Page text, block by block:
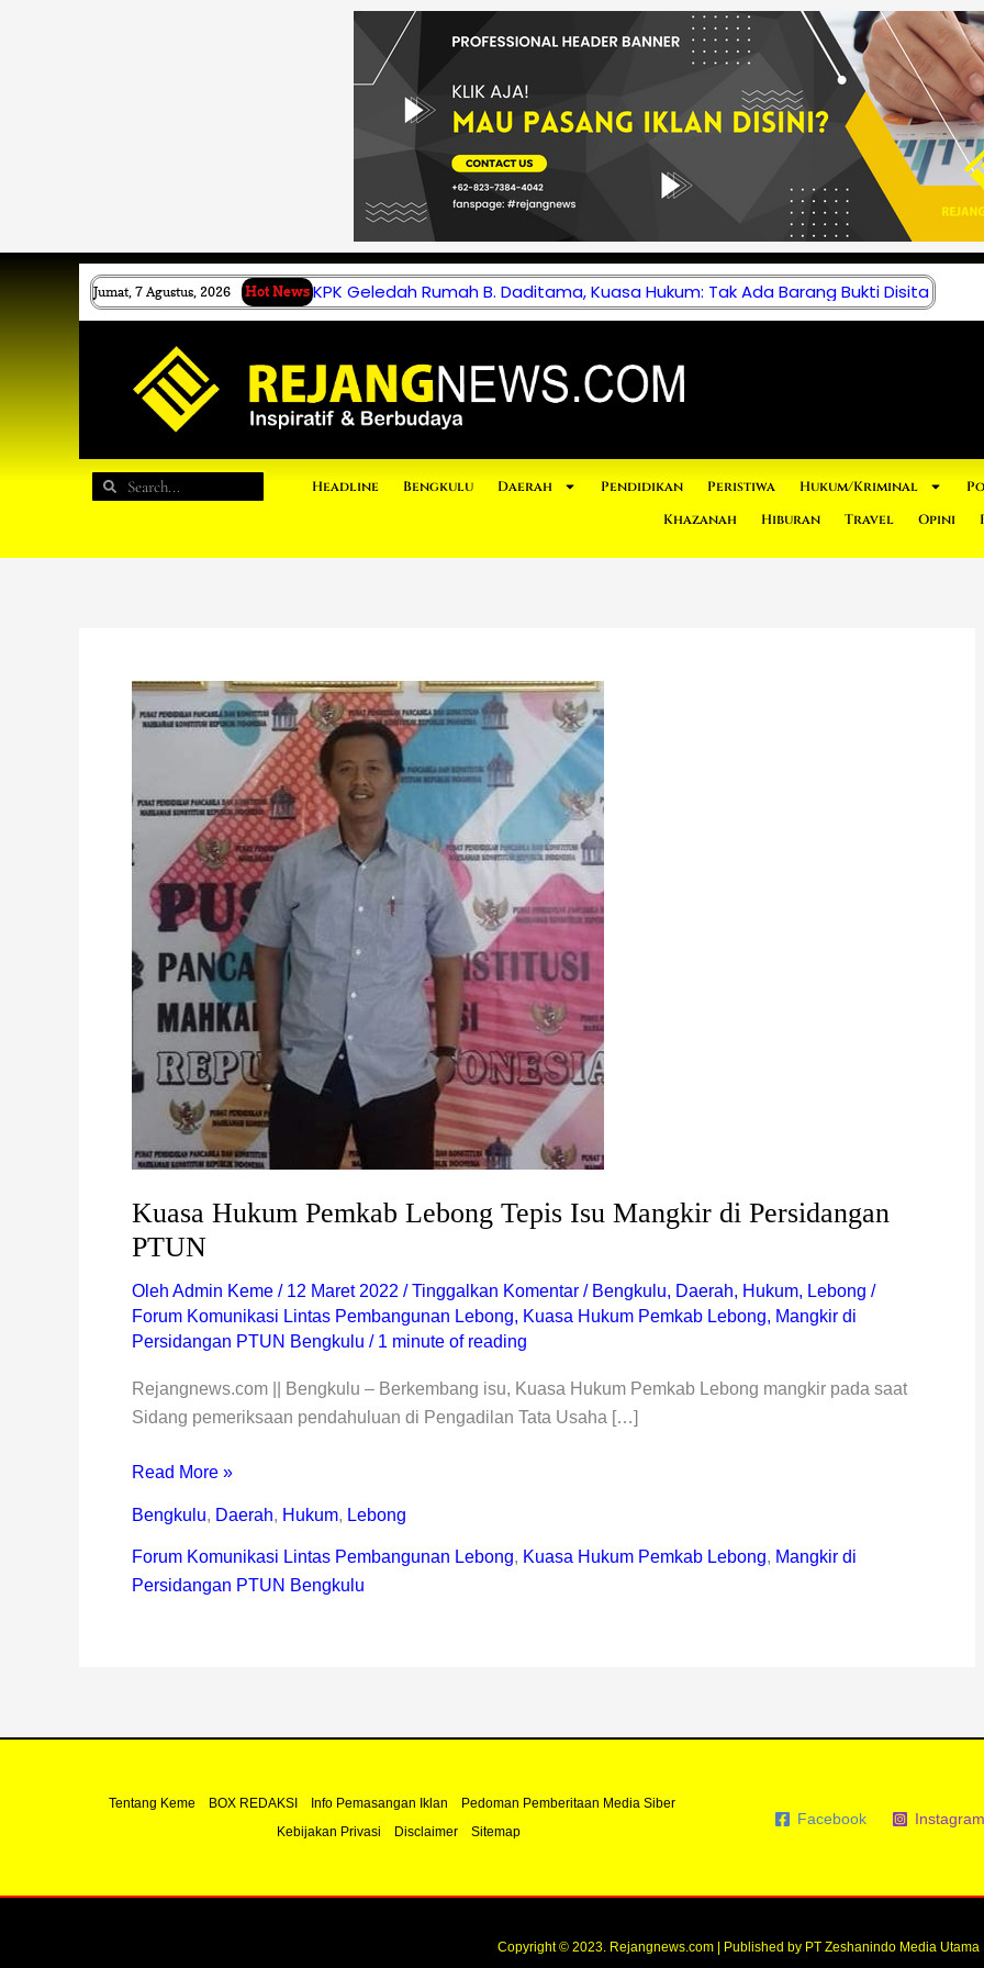
Jumat, 7 Agustus, 2026 Hot News KPK Geledah Rumah B. Daditama, Kuasa Hukum: Tak Ada Barang Bukti Disita
Search
Search Headline Bengkulu Daerah Pendidikan Peristiwa Hukum/Kriminal
Khazanah
Hiburan Travel Opini
Kuasa Hukum Pemkab Lebong Tepis Isu Mangkir di Persidangan
PTUN
Oleh Admin Keme / 12 Maret 2022 /Tinggalkan Komentar / Bengkulu, Daerah, Hukum, Lebong /
Forum Komunikasi Lintas Pembangunan Lebong, Kuasa Hukum Pemkab Lebong, Mangkir di
Persidangan PTUN Bengkulu / 1 minute of reading
Rejangnews.com || Bengkulu – Berkembang isu, Kuasa Hukum Pemkab Lebong mangkir pada saat
Sidang pemeriksaan pendahuluan di Pengadilan Tata Usaha […]
Kuasa
Hukum
Tepis
Mangkir
Persidangan
PTUN
Read More »
Bengkulu, Daerah, Hukum, Lebong
Forum Komunikasi Lintas Pembangunan Lebong, Kuasa Hukum Pemkab Lebong, Mangkir di
Persidangan PTUN Bengkulu
Tentang Keme BOX REDAKSI Info Pemasangan Iklan
Pedoman Pemberitaan Media Siber
Kebijakan Privasi
Disclaimer Sitemap
Facebook Instagram
Copyright © 2023. Rejangnews.com | Published by PT Zeshanindo Media Utama